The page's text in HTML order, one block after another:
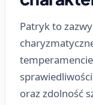
Patryk to
oraz zdolność